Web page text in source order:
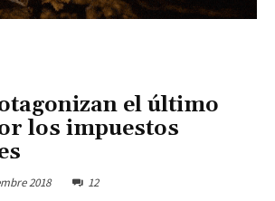
el último
los impuestos
2018 12